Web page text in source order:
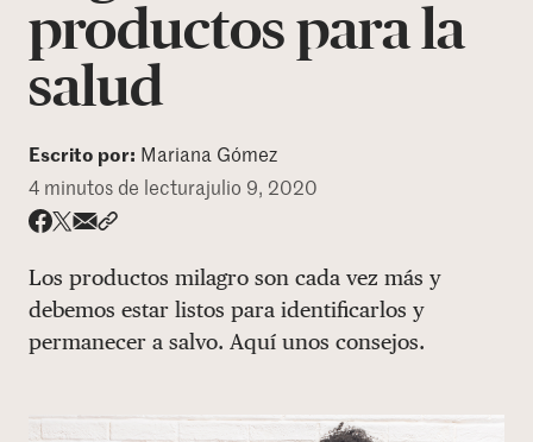
Quienes somos
productos para la
salud
Escrito por: Mariana Gómez
4 minutos de lecturajulio 9, 2020
Los productos milagro son cada vez más y
debemos estar listos para identificarlos y
permanecer a salvo. Aquí unos consejos.